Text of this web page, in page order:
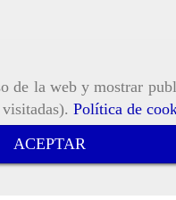
de la web y mostrar
Política de
ACEPTAR